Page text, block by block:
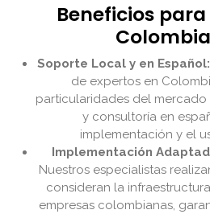
Beneficios
Soporte Local y en Español:
de expertos en
particularidades del
y consultoría en
implementación y el
Implementación
Nuestros especialistas
consideran la
empresas colombianas,